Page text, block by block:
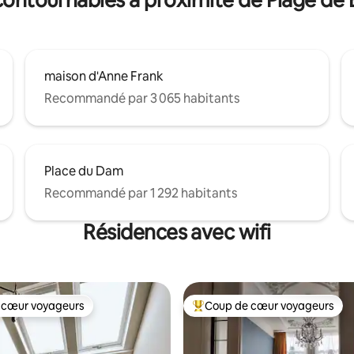
maison d'Anne Frank
Recommandé par 3 065 habitants
Place du Dam
Recommandé par 1 292 habitants
Résidences avec wifi
cœur voyageurs
voyageurs Coups de cœur voyageurs les
Coup de cœur voyageurs